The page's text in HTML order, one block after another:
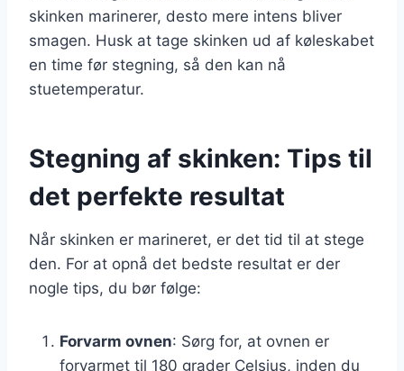
skinken marinerer, desto mere intens bliver
smagen. Husk at tage skinken ud af køleskabet
en time før stegning, så den kan nå
stuetemperatur.
Stegning af skinken: Tips til
det perfekte resultat
Når skinken er marineret, er det tid til at stege
den. For at opnå det bedste resultat er der
nogle tips, du bør følge:
Forvarm ovnen: Sørg for, at ovnen er
forvarmet til 180 grader Celsius, inden du